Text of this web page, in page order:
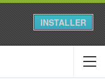
INSTALLER